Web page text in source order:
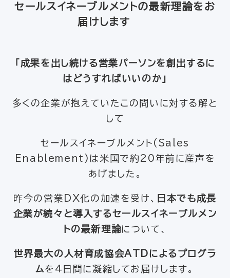
セールスイネーブルメントの最新理論をお
届けします
「成果を出し続ける営業パーソンを創出するに
はどうすればいいのか」
多くの企業が抱えていたこの問いに対する解と
して
セールスイネーブルメント(Sales
Enablement)は米国で約20年前に産声を
あげました。
昨今の営業DX化の加速を受け、
日本でも成長
企業が続々と導入するセールスイネーブルメン
トの最新理論について、
世界最大の人材育成協会ATDによるプログラ
ムを4日間に凝縮してお届けします。